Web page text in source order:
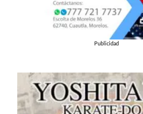
Publicidad